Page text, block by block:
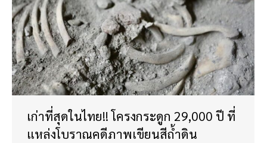
เก่าที่สุดในไทย!! โครงกระดูก 29,000 ปี ที่
แหล่งโบราณคดีภาพเขียนสีถ้ำดิน